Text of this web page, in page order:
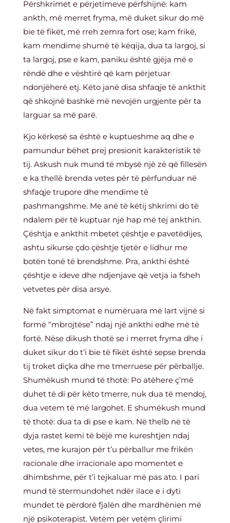
Përshkrimet e përjetimeve përfshijnë: kam
ankth, më merret fryma, më duket sikur do më
bie të fikët, më rreh zemra fort ose; kam frikë,
kam mendime shumë të këqija, dua ta largoj, si
ta largoj, pse e kam, paniku është gjëja më e
rëndë dhe e vështirë që kam përjetuar
ndonjëherë etj. Këto janë disa shfaqje të ankthit
që shkojnë bashkë më nevojën urgjente për ta
larguar sa më parë.
Kjo kërkesë sa është e kuptueshme aq dhe e
pamundur bëhet prej presionit karakteristik të
tij. Askush nuk mund të mbysë një zë që fillesën
e ka thellë brenda vetes për të përfunduar në
shfaqje trupore dhe mendime të
pashmangshme. Me anë të këtij shkrimi do të
ndalem për të kuptuar një hap më tej ankthin.
Çështja e ankthit mbetet çështje e pavetëdijes,
ashtu sikurse çdo çështje tjetër e lidhur me
botën tonë të brendshme. Pra, ankthi është
çështje e ideve dhe ndjenjave që vetja ia fsheh
vetvetes për disa arsye.
Në fakt simptomat e numëruara më lart vijnë si
formë “mbrojtëse” ndaj një ankthi edhe më të
fortë. Nëse dikush thotë se i merret fryma dhe i
duket sikur do t’i bie të fikët është sepse brenda
tij troket diçka dhe me tmerruese për përballje.
Shumëkush mund të thotë: Po atëhere ç’më
duhet të di për këto tmerre, nuk dua të mendoj,
dua vetem të më largohet. E shumëkush mund
të thotë: dua ta di pse e kam. Në thelb në të
dyja rastet kemi të bëjë me kureshtjen ndaj
vetes, me kurajon për t’u përballur me frikën
racionale dhe irracionale apo momentet e
dhimbshme, për t’i tejkaluar më pas ato. I pari
mund të stermundohet ndër ilace e i dyti
mundet të përdorë fjalën dhe mardhënien më
një psikoterapist. Vetëm për vetëm çlirimi